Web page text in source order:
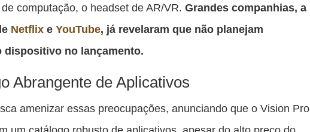
computação, o headset de AR/VR.Grandes companhias, a
Netflix eYouTube, já revelaram que não planejam
dispositivo no lançamento.
Abrangente de Aplicativos
amenizar essas preocupações, anunciando que o Vision Pro